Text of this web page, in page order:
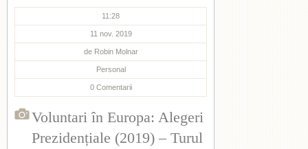
11:28
11 nov. 2019
de Robin Molnar
Personal
0 Comentarii
Voluntari în Europa: Alegeri
Prezidențiale (2019) – Turul